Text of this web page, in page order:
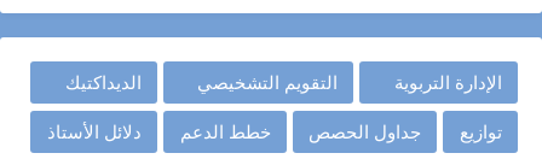
الإدارة التربوية التقويم التشخيصي الديداكتيك
توازيع جداول الحصص خطط الدعم دلائل الأستاذ